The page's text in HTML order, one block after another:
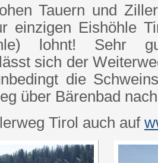
Tauern und
einzigen Eishöhle
lohnt! Sehr
sich der
die
über Bärenbad
Tirol auch auf